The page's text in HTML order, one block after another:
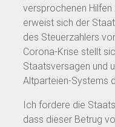
versprochenen Hilfen
erweist sich der
des Steuerzahlers
Corona-Krise stellt
Staatsversagen und
Altparteien-Systems
Ich fordere die
dass dieser Betrug